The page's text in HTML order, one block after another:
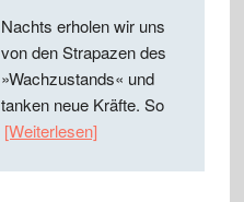
Nachts erholen wir uns
von den Strapazen des
»Wachzustands« und
tanken neue Kräfte. So
[Weiterlesen]